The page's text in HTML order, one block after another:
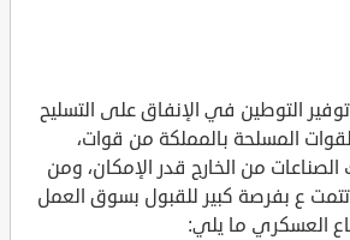
التوطين في الإنفاق على التسليح
المسلحة بالمملكة من قوات،
الصناعات من الخارج قدر الإمكان، ومن
تتمت ع بفرصة كبير للقبول بسوق العمل
العسكري ما يلي: